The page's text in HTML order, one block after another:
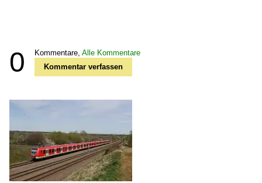
0 Kommentare, Alle Kommentare
Kommentar verfassen